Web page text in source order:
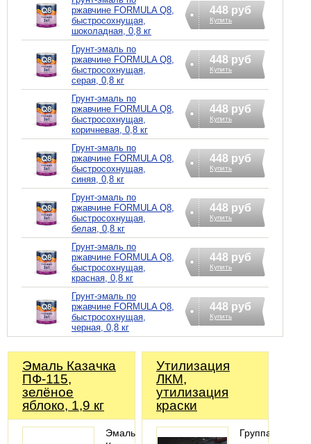
ржавчине FORMULA Q8,
быстросохнущая,
шоколадная, 0,8 кг
448 руб
Купить
Грунт-эмаль по
ржавчине FORMULA Q8,
быстросохнущая,
серая, 0,8 кг
448 руб
Купить
Грунт-эмаль по
ржавчине FORMULA Q8,
быстросохнущая,
коричневая, 0,8 кг
448 руб
Купить
Грунт-эмаль по
ржавчине FORMULA Q8,
быстросохнущая,
синяя, 0,8 кг
448 руб
Купить
Грунт-эмаль по
ржавчине FORMULA Q8,
быстросохнущая,
белая, 0,8 кг
448 руб
Купить
Грунт-эмаль по
ржавчине FORMULA Q8,
быстросохнущая,
красная, 0,8 кг
448 руб
Купить
Грунт-эмаль по
ржавчине FORMULA Q8,
быстросохнущая,
черная, 0,8 кг
448 руб
Купить
Эмаль Казачка
ПФ-115,
зелёное
яблоко, 1,9 кг
Эмаль
Утилизация
ЛКМ,
утилизация
краски
Группа